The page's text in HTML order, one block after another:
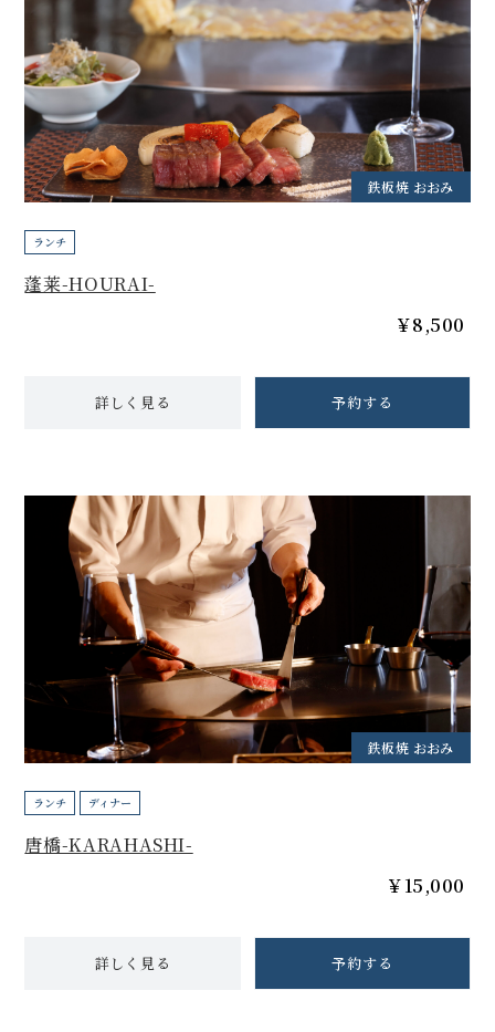
鉄板焼 おおみ
ランチ
蓬莱-HOURAI-
￥8,500
詳しく見る 予約する
鉄板焼 おおみ
ランチ ディナー
唐橋-KARAHASHI-
￥15,000
詳しく見る 予約する